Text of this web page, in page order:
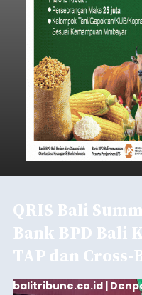
QRIS Bali
Bank BPD Bali
TAP dan
balitribune.co.id |